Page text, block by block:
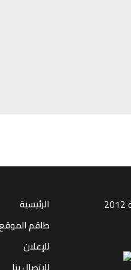
الرئيسية
طاقم
للإعلان